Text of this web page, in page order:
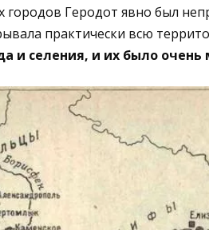
городов Геродот явно был
практически всю
и селения, и их было очень